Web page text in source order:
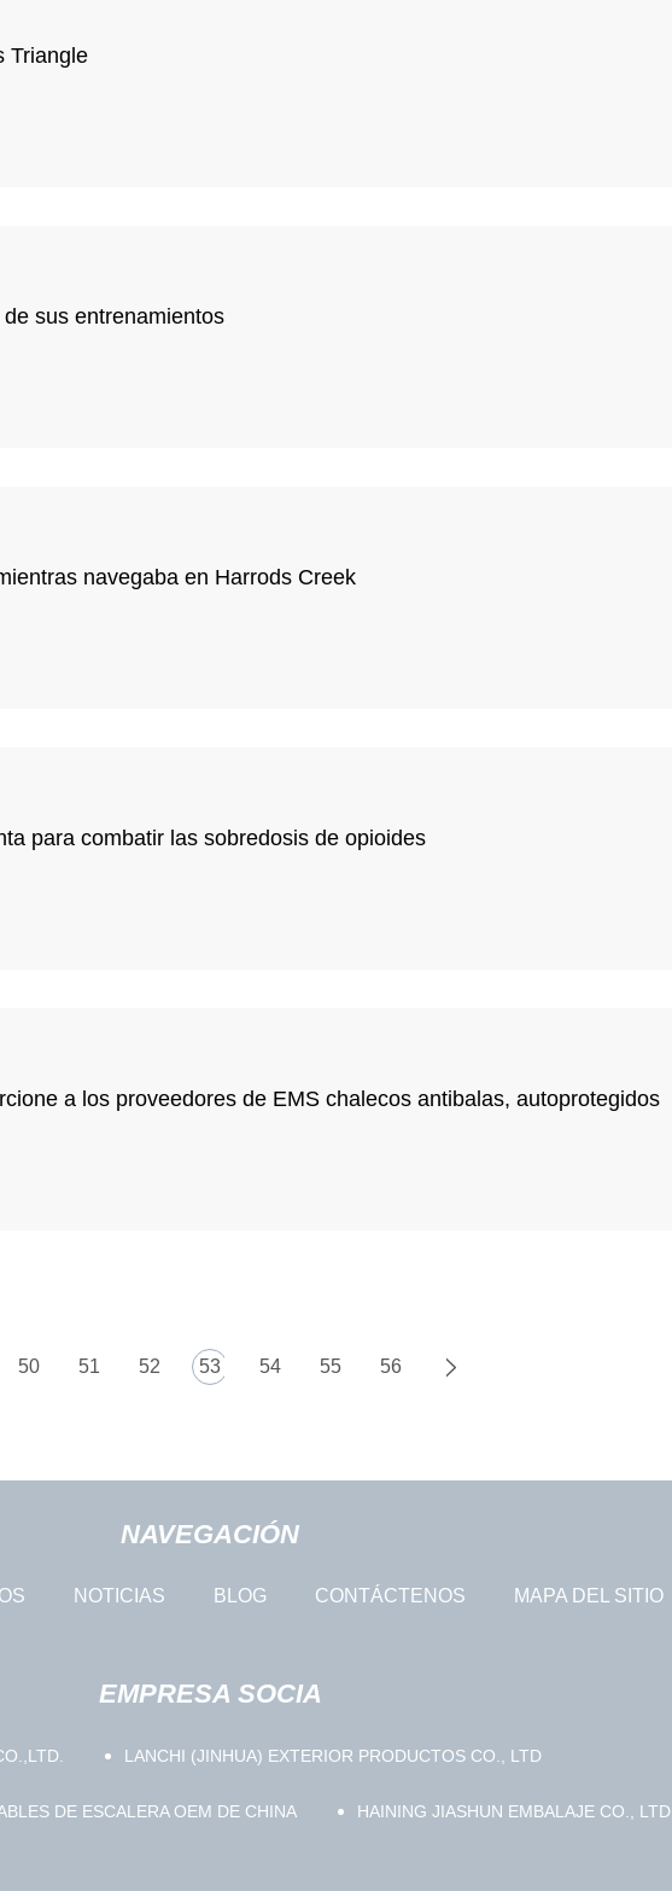
Triangle
sus entrenamientos
navegaba en Harrods Creek
para combatir las sobredosis de opioides
a los proveedores de EMS chalecos antibalas, autoprotegidos
50 51 52 53 54 55 56
NAVEGACIÓN
NOTICIAS BLOG CONTÁCTENOS MAPA DEL SITIO
EMPRESA SOCIA
LANCHI (JINHUA) EXTERIOR PRODUCTOS CO., LTD
DE ESCALERA OEM DE CHINA HAINING JIASHUN EMBALAJE CO., LTD.